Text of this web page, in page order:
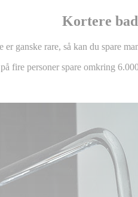
Kortere
er ganske rare, så kan du spare
fire personer spare omkring